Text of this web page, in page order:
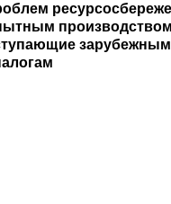
зарубежным